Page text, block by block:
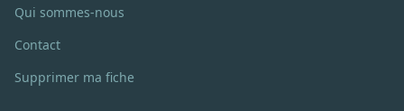
Qui sommes-nous
Contact
Supprimer ma fiche